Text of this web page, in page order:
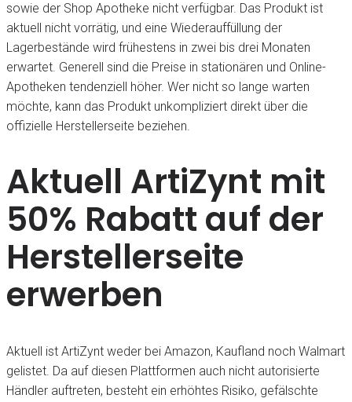
sowie der Shop Apotheke nicht verfügbar. Das Produkt ist
aktuell nicht vorrätig, und eine Wiederauffüllung der
Lagerbestände wird frühestens in zwei bis drei Monaten
erwartet. Generell sind die Preise in stationären und Online-
Apotheken tendenziell höher. Wer nicht so lange warten
möchte, kann das Produkt unkompliziert direkt über die
offizielle Herstellerseite beziehen.
Aktuell ArtiZynt mit
50% Rabatt auf der
Herstellerseite
erwerben
Aktuell ist ArtiZynt weder bei Amazon, Kaufland noch Walmart
gelistet. Da auf diesen Plattformen auch nicht autorisierte
Händler auftreten, besteht ein erhöhtes Risiko, gefälschte